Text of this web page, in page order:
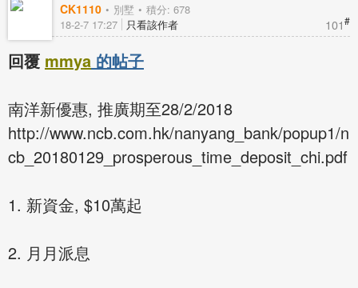
CK1110 別墅 積分: 678
101#
18-2-7 17:27 只看該作者
回覆 mmya 的帖子
南洋新優惠, 推廣期至28/2/2018
http://www.ncb.com.hk/nanyang_bank/popup1/n
cb_20180129_prosperous_time_deposit_chi.pdf
1. 新資金, $10萬起
2. 月月派息